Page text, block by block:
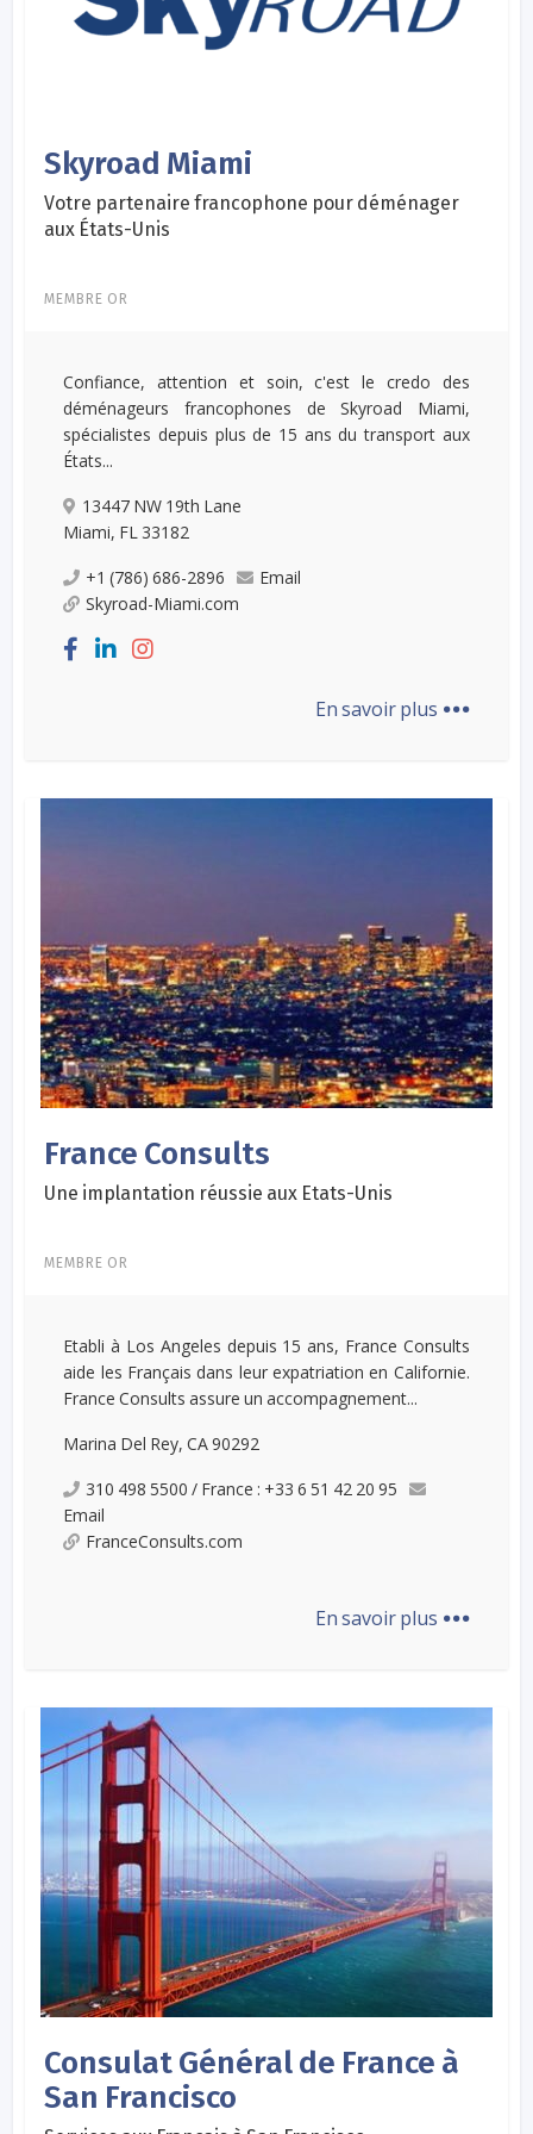
Skyroad Miami
Votre partenaire francophone pour déménager
aux États-Unis
MEMBRE OR
Confiance, attention et soin, c'est le credo des
déménageurs francophones de Skyroad Miami,
spécialistes depuis plus de 15 ans du transport aux
États...
13447 NW 19th Lane
Miami, FL 33182
+1 (786) 686-2896
Email
Skyroad-Miami.com
En savoir plus ...
France Consults
Une implantation réussie aux Etats-Unis
MEMBRE OR
Etabli à Los Angeles depuis 15 ans, France Consults
aide les Français dans leur expatriation en Californie.
France Consults assure un accompagnement...
Marina Del Rey, CA 90292
310 498 5500 / France : +33 6 51 42 20 95
Email
FranceConsults.com
En savoir plus ...
Consulat Général de France à
San Francisco